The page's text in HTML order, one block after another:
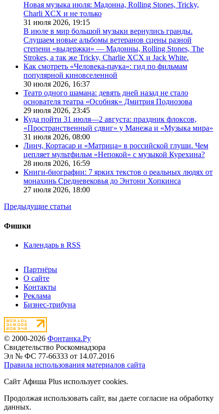
Новая музыка июля: Мадонна, Rolling Stones, Tricky,
Charli XCX и не только
31 июля 2026, 19:15
В июле в мир большой музыки вернулись гранды.
Слушаем новые альбомы ветеранов сцены разной
степени «выдержки» — Мадонны, Rolling Stones, The
Strokes, а так же Tricky, Charlie XCX и Jack White.
Как смотреть «Человека-паука»: гид по фильмам
популярной киновселенной
30 июля 2026, 16:37
Театр одного шамана: девять дней назад не стало
основателя театра «Особняк» Дмитрия Поднозова
29 июля 2026, 23:45
Куда пойти 31 июля—2 августа: праздник флоксов,
«Пространственный сдвиг» у Манежа и «Музыка мира»
31 июля 2026, 08:00
Линч, Кортасар и «Матрица» в российской глуши. Чем
цепляет мультфильм «Непокой» с музыкой Курехина?
28 июля 2026, 16:59
Книги-биографии: 7 ярких текстов о реальных людях от
монахинь Средневековья до Энтони Хопкинса
27 июля 2026, 18:00
Предыдущие статьи
Фишки
Календарь в RSS
Партнёры
О сайте
Контакты
Реклама
Бизнес-трибуна
© 2000-2026 Фонтанка.Ру
Свидетельство Роскомнадзора
Эл № ФС 77-66333 от 14.07.2016
Правила использования материалов сайта
Сайт Афиша Plus использует cookies.
Продолжая использовать сайт, вы даете согласие на обработку
данных.